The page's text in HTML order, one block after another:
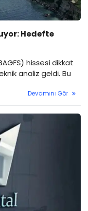
Hedefte
hissesi dikkat
analiz geldi. Bu
Devamını Gör